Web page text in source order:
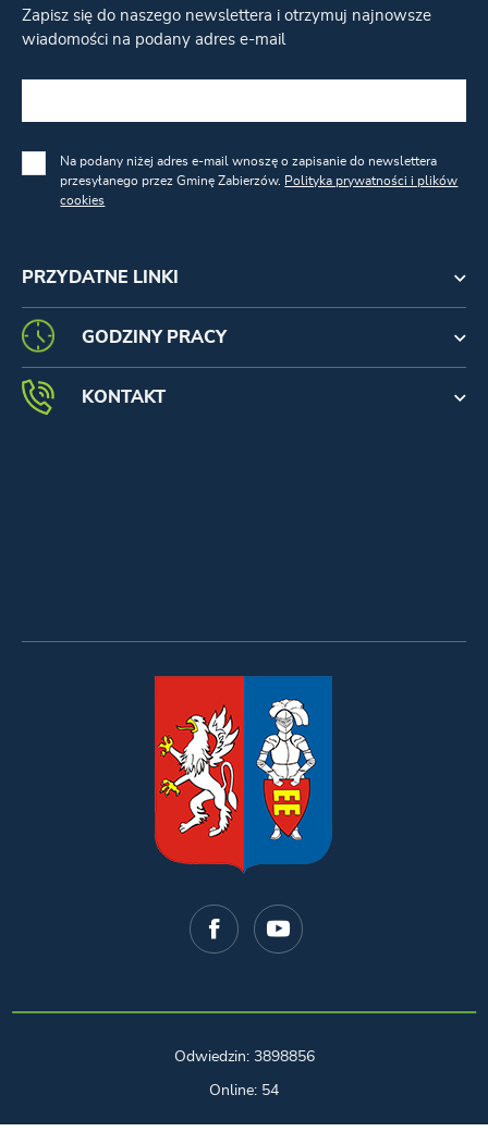
PRZYDATNE LINKI
Zapisz się do naszego newslettera i otrzymuj najnowsze
wiadomości na podany adres e-mail
Na podany niżej adres e-mail wnoszę o zapisanie do newslettera
przesyłanego przez Gminę Zabierzów. Polityka prywatności i plików
cookies
GODZINY PRACY
KONTAKT
Odwiedzin: 3898856
Online: 54